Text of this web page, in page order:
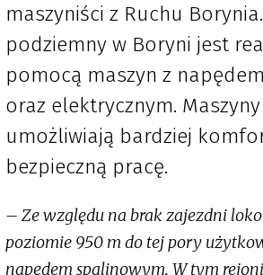
maszyniści z Ruchu
podziemny w Boryni jest
pomocą maszyn z
oraz elektrycznym.
umożliwiają bardziej
bezpieczną pracę.
– Ze względu na brak zajezdni
poziomie 950 m do tej pory
napędem spalinowym. W tym